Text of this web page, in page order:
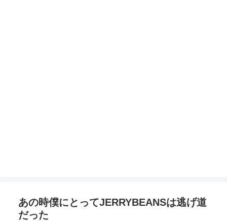
あの時僕にとってJERRYBEANSは逃げ道
だった